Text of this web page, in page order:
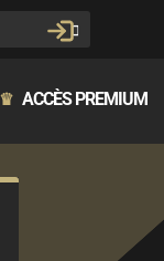
♛ ACCÈS PREMIUM